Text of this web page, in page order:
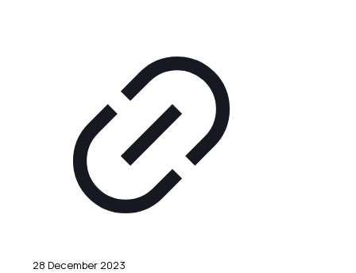
28 December 2023